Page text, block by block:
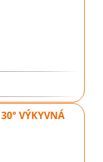
VÝKYVNÁ